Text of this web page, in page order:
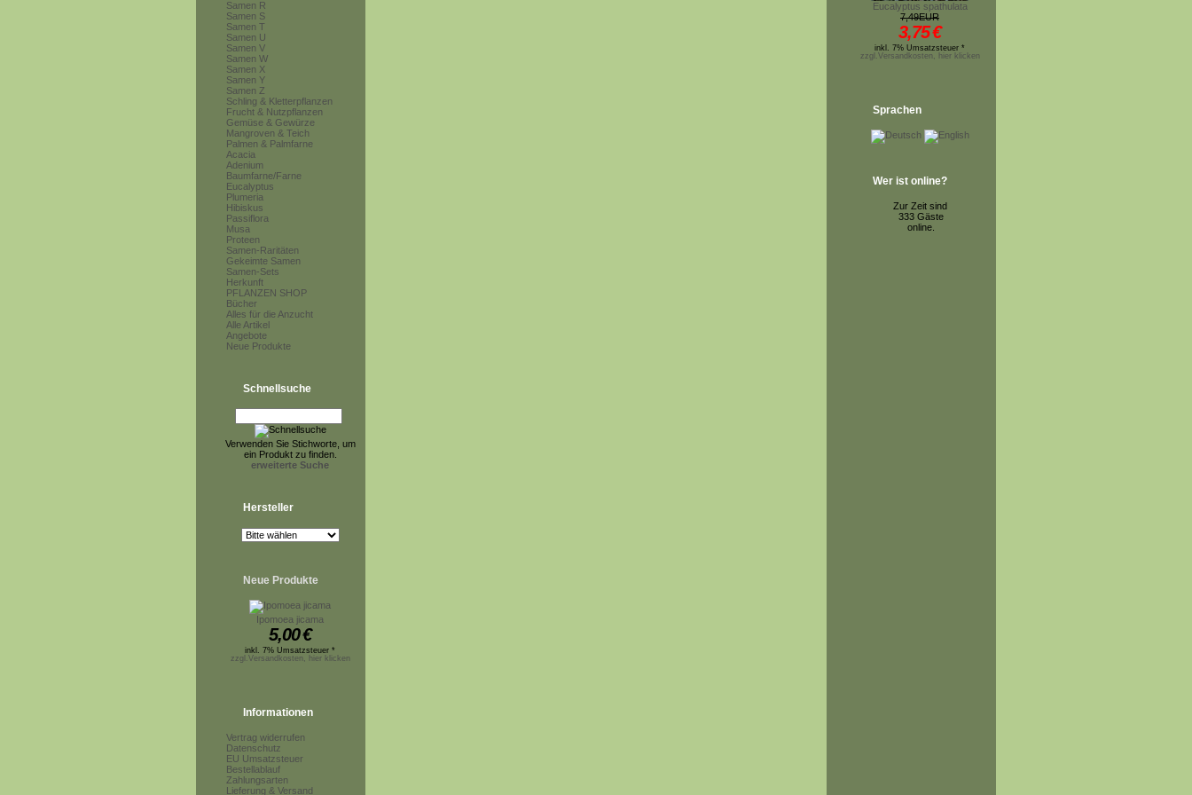
Samen R
Samen S
Samen T
Samen U
Samen V
Samen W
Samen X
Samen Y
Samen Z
Schling & Kletterpflanzen
Frucht & Nutzpflanzen
Gemüse & Gewürze
Mangroven & Teich
Palmen & Palmfarne
Acacia
Adenium
Baumfarne/Farne
Eucalyptus
Plumeria
Hibiskus
Passiflora
Musa
Proteen
Samen-Raritäten
Gekeimte Samen
Samen-Sets
Herkunft
PFLANZEN SHOP
Bücher
Alles für die Anzucht
Alle Artikel
Angebote
Neue Produkte
Schnellsuche
Verwenden Sie Stichworte, um
ein Produkt zu finden.
erweiterte Suche
Hersteller
Neue Produkte
Ipomoea jicama
5,00€
inkl. 7% Umsatzsteuer *
zzgl.Versandkosten, hier klicken
Informationen
Vertrag widerrufen
Datenschutz
EU Umsatzsteuer
Bestellablauf
Zahlungsarten
Lieferung & Versand
Eucalyptus spathulata
7,49EUR
3,75€
inkl. 7% Umsatzsteuer *
zzgl.Versandkosten, hier klicken
Sprachen
Wer ist online?
Zur Zeit sind
333 Gäste
online.